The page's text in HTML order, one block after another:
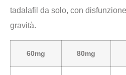
tadalafil da solo, con
gravità.
60mg 80mg